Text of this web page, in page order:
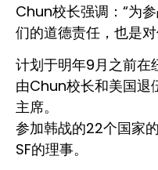
Chun校长强调：“为
们的道德责任，也是
计划于明年9月之前在
由Chun校长和美国退
主席。
参加韩战的22个国家
SF的理事。